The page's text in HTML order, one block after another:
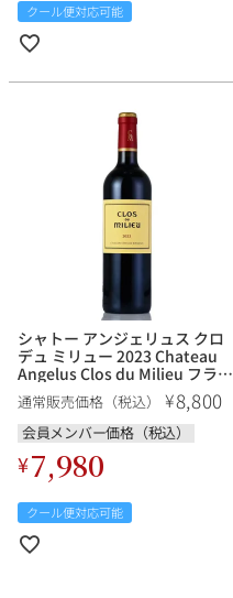
クール便対応可能
シャトー アンジェリュス クロ
デュ ミリュー 2023 Chateau
Angelus Clos du Milieu フラン
ス ボルドー 赤ワイン
通常販売価格（税込） ¥8,800
会員メンバー価格（税込）
¥7,980
クール便対応可能